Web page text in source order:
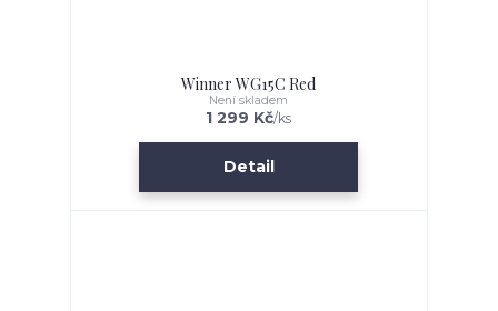
Winner WG15C Red
1 299 Kč/ks
Není skladem
Detail